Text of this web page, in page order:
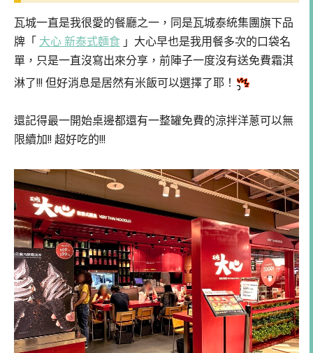
瓦城一直是我很愛的餐廳之一，同是瓦城泰統集團旗下品
牌「 大心 新泰式麵食 」大心早也是我用餐多次的口袋名
單，只是一直沒寫出來分享，前陣子一度沒有送免費霜淇
淋了!!! 但好消息是居然有米飯可以選擇了耶！
還記得最一開始桌邊都還有一整罐免費的涼拌洋蔥可以無
限續加!! 超好吃的!!!